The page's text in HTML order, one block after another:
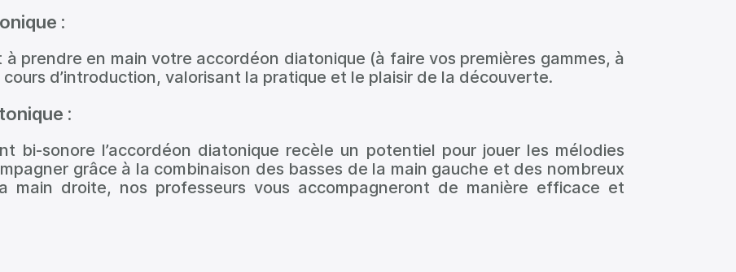
:
prendre en main votre accordéon diatonique (à faire vos premières gammes, à
d’introduction, valorisant la pratique et le plaisir de la découverte.
:
bi-sonore l’accordéon diatonique recèle un potentiel pour jouer les mélodies
grâce à la combinaison des basses de la main gauche et des nombreux
main droite, nos professeurs vous accompagneront de manière efficace et